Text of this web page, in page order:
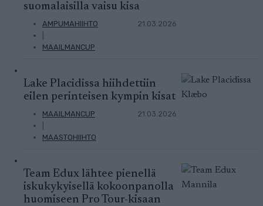
suomalaisilla vaisu kisa
AMPUMAHIIHTO
MAAILMANCUP
21.03.2026
Lake Placidissa hiihdettiin
eilen perinteisen kympin kisat
MAAILMANCUP
MAASTOHIIHTO
21.03.2026
Team Edux lähtee pienellä
iskukykyisellä kokoonpanolla
huomiseen Pro Tour-kisaan